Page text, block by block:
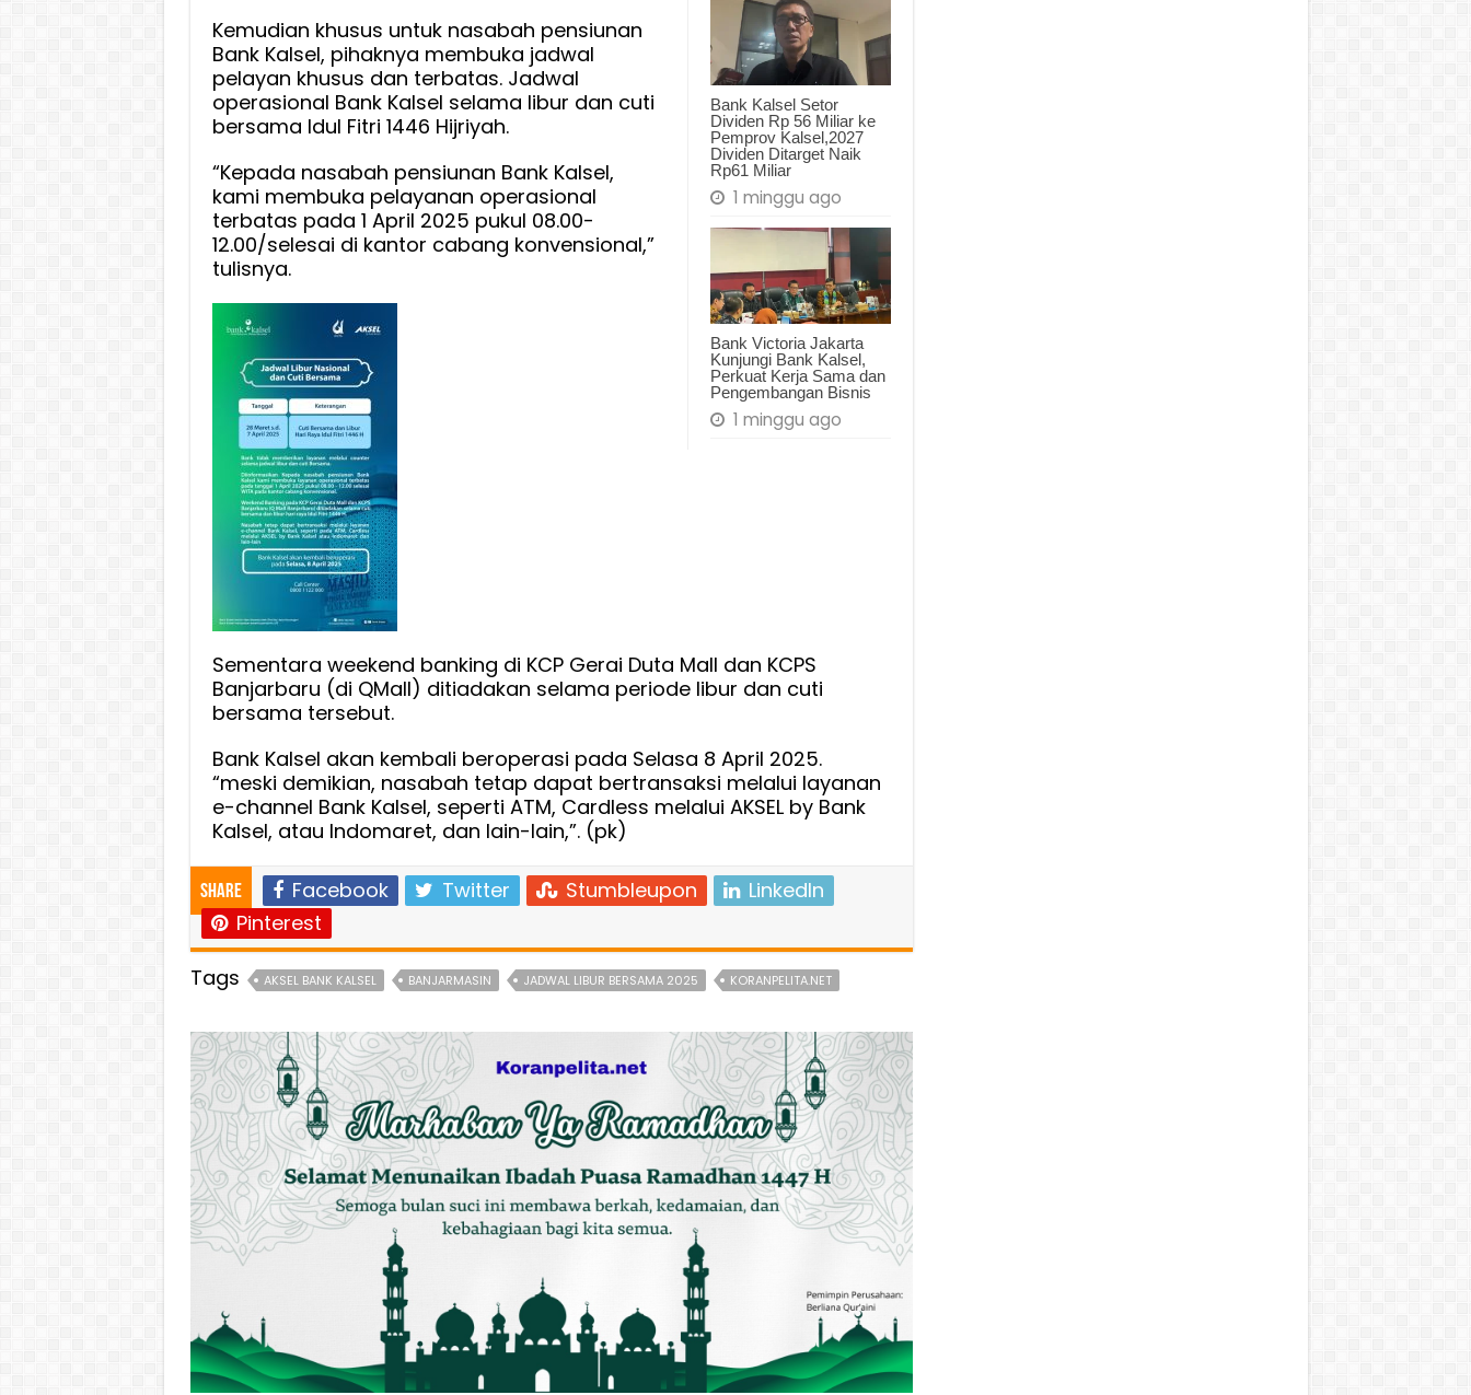
Bank Kalsel Setor
Dividen Rp 56 Miliar ke
Pemprov Kalsel,2027
Dividen Ditarget Naik
Rp61 Miliar
1 minggu ago
Bank Victoria Jakarta
Kunjungi Bank Kalsel,
Perkuat Kerja Sama dan
Pengembangan Bisnis
1 minggu ago
Kemudian khusus untuk nasabah pensiunan
Bank Kalsel, pihaknya membuka jadwal
pelayan khusus dan terbatas. Jadwal
operasional Bank Kalsel selama libur dan cuti
bersama Idul Fitri 1446 Hijriyah.
“Kepada nasabah pensiunan Bank Kalsel,
kami membuka pelayanan operasional
terbatas pada 1 April 2025 pukul 08.00-
12.00/selesai di kantor cabang konvensional,”
tulisnya.
Sementara weekend banking di KCP Gerai Duta Mall dan KCPS
Banjarbaru (di QMall) ditiadakan selama periode libur dan cuti
bersama tersebut.
Bank Kalsel akan kembali beroperasi pada Selasa 8 April 2025.
“meski demikian, nasabah tetap dapat bertransaksi melalui layanan
e-channel Bank Kalsel, seperti ATM, Cardless melalui AKSEL by Bank
Kalsel, atau Indomaret, dan lain-lain,”. (pk)
Share Facebook Twitter Stumbleupon
LinkedIn
Pinterest
Tags
AKSEL BANK KALSEL BANJARMASIN JADWAL LIBUR BERSAMA 2025 KORANPELITA.NET